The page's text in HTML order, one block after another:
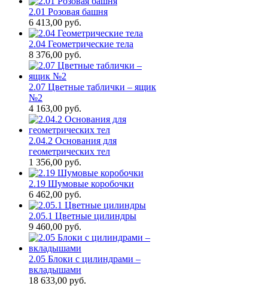
2.01 Розовая башня
6 413,00 руб.
2.04 Геометрические тела
8 376,00 руб.
2.07 Цветные таблички – ящик
№2
4 163,00 руб.
2.04.2 Основания для
геометрических тел
1 356,00 руб.
2.19 Шумовые коробочки
6 462,00 руб.
2.05.1 Цветные цилиндры
9 460,00 руб.
2.05 Блоки с цилиндрами –
вкладышами
18 633,00 руб.